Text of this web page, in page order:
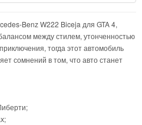
Benz W222 Biceja для GTA 4,
между стилем, утонченностью
тогда этот автомобиль
сомнений в том, что авто станет